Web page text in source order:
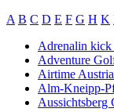
A B C D E F G H K
Adrenalin kick
Adventure
Airtime
Alm-Kneipp-
Aussichtsberg